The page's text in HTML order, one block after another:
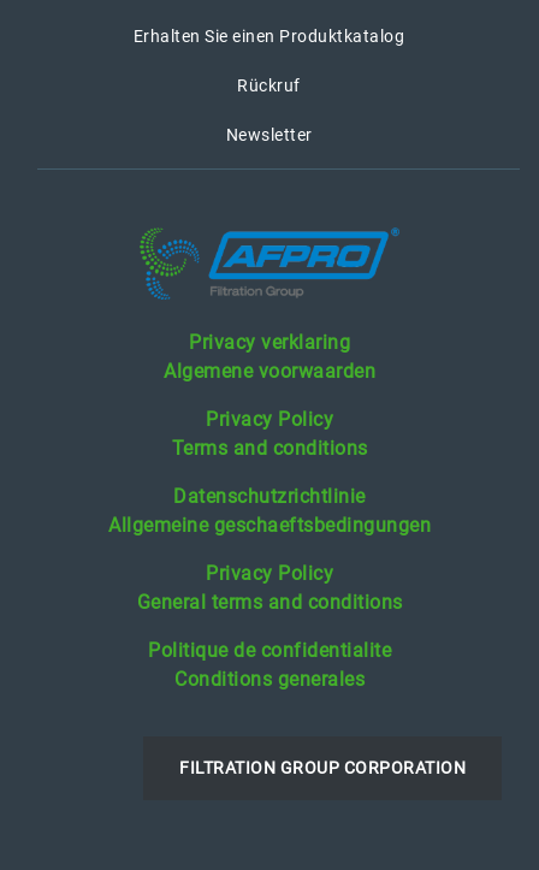
Erhalten Sie einen Produktkatalog
Rückruf
Newsletter
Privacy verklaring
Algemene voorwaarden
Privacy Policy
Terms and conditions
Datenschutzrichtlinie
Allgemeine geschaeftsbedingungen
Privacy Policy
General terms and conditions
Politique de confidentialite
Conditions generales
FILTRATION GROUP CORPORATION